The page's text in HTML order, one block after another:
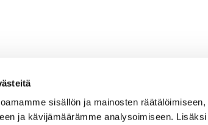
sisällön ja mainosten
ja kävijämäärämme analysoimiseen.